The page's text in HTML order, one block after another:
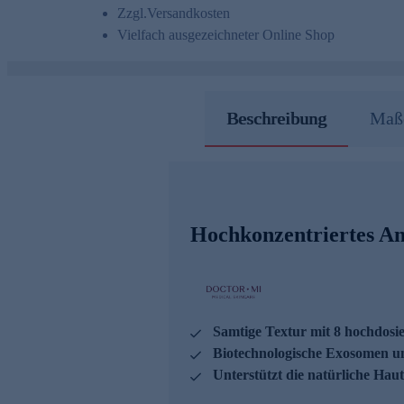
Zzgl.Versandkosten
Vielfach ausgezeichneter Online Shop
Beschreibung
Hochkonzentriertes
Samtige Textur mit 8
Biotechnologische Exosomen
Unterstützt die natürliche